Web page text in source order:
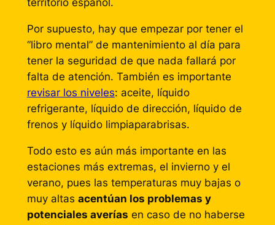
territorio español.
Por supuesto, hay que empezar por tener el
“libro mental” de mantenimiento al día para
tener la seguridad de que nada fallará por
falta de atención. También es importante
revisar los niveles: aceite, líquido
refrigerante, líquido de dirección, líquido de
frenos y líquido limpiaparabrisas.
Todo esto es aún más importante en las
estaciones más extremas, el invierno y el
verano, pues las temperaturas muy bajas o
muy altas acentúan los problemas y
potenciales averías en caso de no haberse